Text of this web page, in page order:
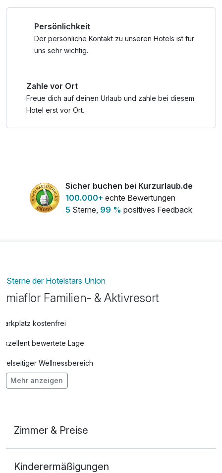
Persönlichkeit
Der persönliche Kontakt zu unseren Hotels ist für
uns sehr wichtig.
Zahle vor Ort
Freue dich auf deinen Urlaub und zahle bei diesem
Hotel erst vor Ort.
Sicher buchen bei Kurzurlaub.de
100.000+ echte Bewertungen
5 Sterne, 99 % positives Feedback
Sterne der Hotelstars Union
miaflor Familien- & Aktivresort
Parkplatz kostenfrei
Exzellent bewertete Lage
Vielseitiger Wellnessbereich
Hunde im Hotel nicht erlaubt
Kostenloses W-LAN
Mehr anzeigen
Zimmer & Preise
2 Erwachsene
Kinderermäßigungen